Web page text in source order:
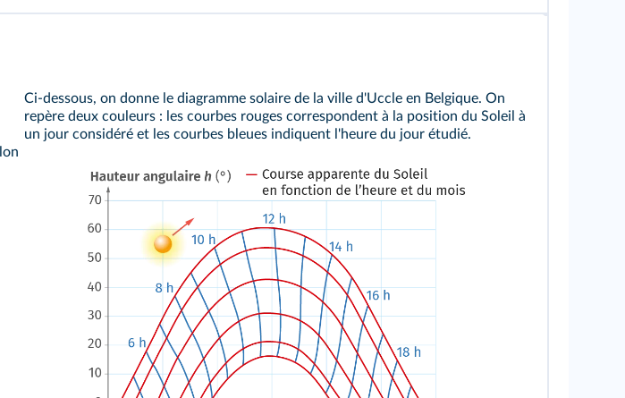
Ci-dessous, on donne le diagramme solaire de la ville d'Uccle en Belgique. On
repère deux couleurs : les courbes rouges correspondent à la position du Soleil à
un jour considéré et les courbes bleues indiquent l'heure du jour étudié.